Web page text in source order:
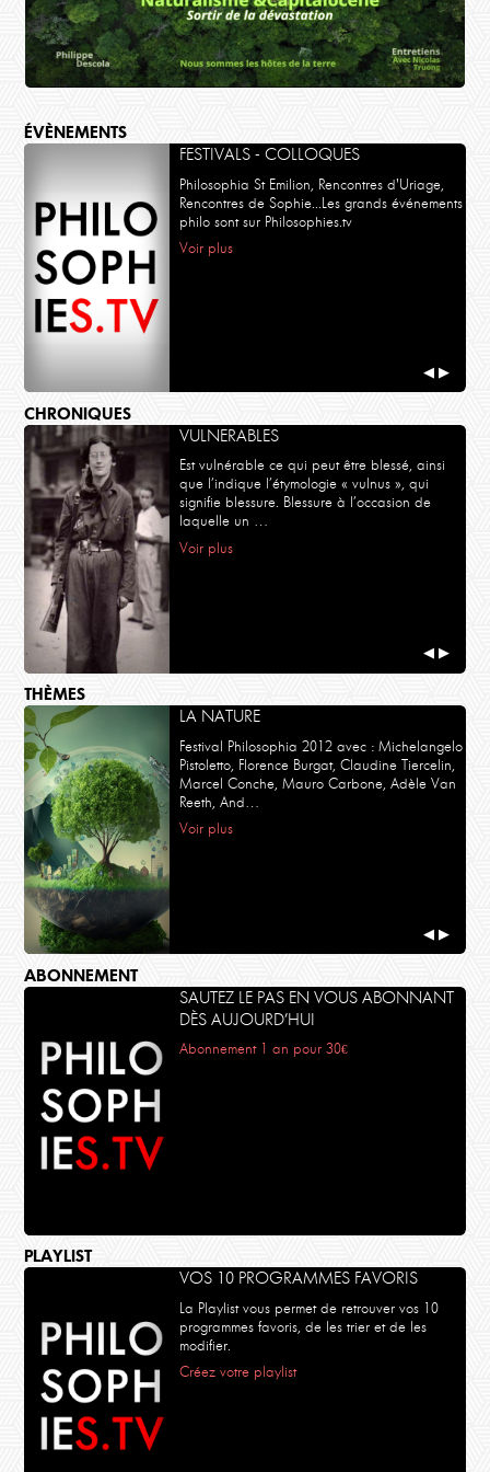
POLITIQUE
Philippe Descola, Nicolas Truong
Naturalisme et Capitalocène
ÉVÈNEMENTS
FESTIVALS - COLLOQUES
Philosophia St Emilion, Rencontres d'Uriage,
Rencontres de Sophie...Les grands événements
philo sont sur Philosophies.tv
Voir plus
◀ ▶
CHRONIQUES
VULNERABLES
Est vulnérable ce qui peut être blessé, ainsi
que l’indique l’étymologie « vulnus », qui
signifie blessure. Blessure à l’occasion de
laquelle un …
Voir plus
◀ ▶
THÈMES
LA NATURE
Festival Philosophia 2012 avec : Michelangelo
Pistoletto, Florence Burgat, Claudine Tiercelin,
Marcel Conche, Mauro Carbone, Adèle Van
Reeth, And…
Voir plus
◀ ▶
ABONNEMENT
SAUTEZ LE PAS EN VOUS ABONNANT
DÈS AUJOURD’HUI
Abonnement 1 an pour 30€
PLAYLIST
VOS 10 PROGRAMMES FAVORIS
La Playlist vous permet de retrouver vos 10
programmes favoris, de les trier et de les
modifier.
Créez votre playlist